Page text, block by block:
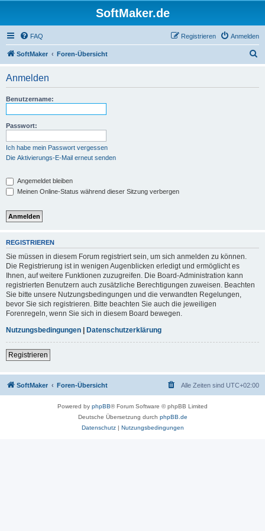
SoftMaker.de
FAQ Anmelden
Registrieren
SoftMaker Foren-Übersicht
Anmelden
Benutzername:
Passwort:
Ich habe mein Passwort vergessen
Die Aktivierungs-E-Mail erneut senden
Angemeldet bleiben
Meinen Online-Status während dieser Sitzung verbergen
REGISTRIEREN
Sie müssen in diesem Forum registriert sein, um sich anmelden zu können.
Die Registrierung ist in wenigen Augenblicken erledigt und ermöglicht es
Ihnen, auf weitere Funktionen zuzugreifen. Die Board-Administration kann
registrierten Benutzern auch zusätzliche Berechtigungen zuweisen. Beachten
Sie bitte unsere Nutzungsbedingungen und die verwandten Regelungen,
bevor Sie sich registrieren. Bitte beachten Sie auch die jeweiligen
Forenregeln, wenn Sie sich in diesem Board bewegen.
Nutzungsbedingungen | Datenschutzerklärung
Registrieren
SoftMaker Foren-Übersicht Alle Zeiten sind UTC+02:00
Powered by phpBB® Forum Software © phpBB Limited
Deutsche Übersetzung durch phpBB.de
Datenschutz| Nutzungsbedingungen